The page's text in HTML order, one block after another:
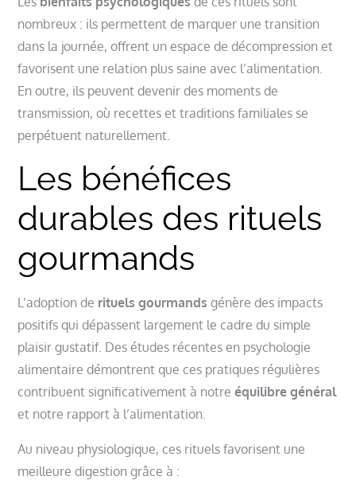
nombreux : ils permettent de marquer une transition
dans la journée, offrent un espace de décompression et
favorisent une relation plus saine avec l’alimentation.
En outre, ils peuvent devenir des moments de
transmission, où recettes et traditions familiales se
perpétuent naturellement.
Les bénéfices
durables des rituels
gourmands
L’adoption de rituels gourmands génère des impacts
positifs qui dépassent largement le cadre du simple
plaisir gustatif. Des études récentes en psychologie
alimentaire démontrent que ces pratiques régulières
contribuent significativement à notreéquilibre général
et notre rapport à l’alimentation.
Au niveau physiologique, ces rituels favorisent une
meilleure digestion grâce à :